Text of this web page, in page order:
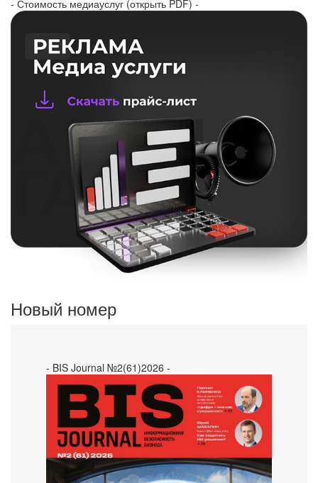
- Стоимость медиауслуг (открыть PDF) -
Новый номер
- BIS Journal №2(61)2026 -